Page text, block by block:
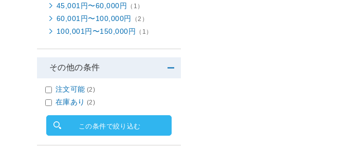
45,001円〜60,000円 （1）
60,001円〜100,000円 （2）
100,001円〜150,000円 （1）
その他の条件
注文可能 (2)
在庫あり (2)
この条件で絞り込む